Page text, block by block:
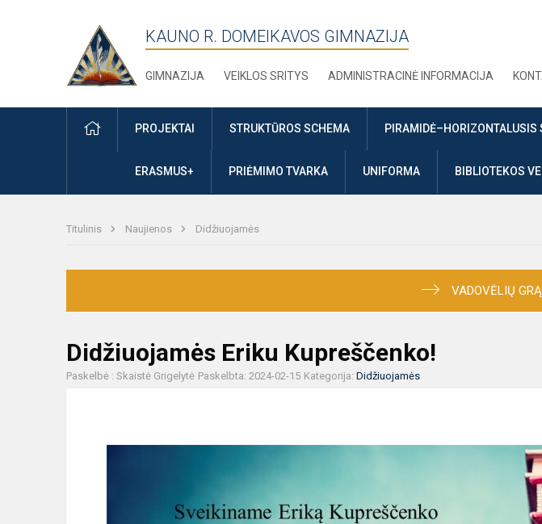
KAUNO R. DOMEIKAVOS GIMNAZIJA
GIMNAZIJA VEIKLOS SRITYS ADMINISTRACINĖ INFORMACIJA
PRADŽIAPROJEKTAI STRUKTŪROS SCHEMA PIRAMIDĖ–HORIZONTALUSIS
ERASMUS+ PRIĖMIMO TVARKA UNIFORMA BIBLIOTEKOS
Titulinis Naujienos Didžiuojamės
VADOVĖLIŲ
Didžiuojamės Eriku Kupreščenko!
Paskelbė : Skaistė Grigelytė Paskelbta: 2024-02-15 Kategorija: Didžiuojamės